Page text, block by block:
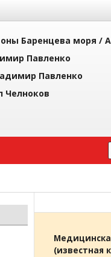
Баренцева моря /
Павленко
Павленко
Челноков
(известная